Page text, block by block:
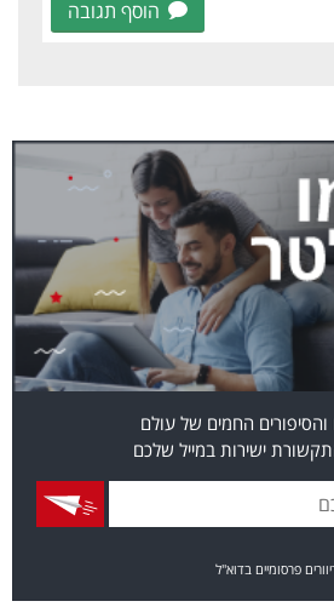
הוסף תגובה
והסיפורים החמים של עולם
ישירות במייל שלכם
פרסומיים בדוא"ל